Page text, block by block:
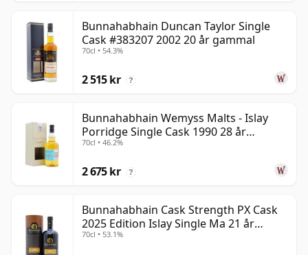
Bunnahabhain Duncan Taylor Single
Cask #383207 2002 20 år gammal
70cl • 54.3%
2 515 kr ?
Bunnahabhain Wemyss Malts - Islay
Porridge Single Cask 1990 28 år
gammal
70cl • 46.2%
2 675 kr ?
Bunnahabhain Cask Strength PX Cask
2025 Edition Islay Single Ma 21 år
gammal
70cl • 53.1%